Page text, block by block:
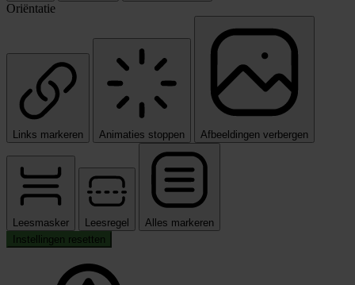
Oriëntatie
Links markeren Animaties stoppen Afbeeldingen verbergen
Leesmasker Leesregel
Alles markeren
Instellingen resetten